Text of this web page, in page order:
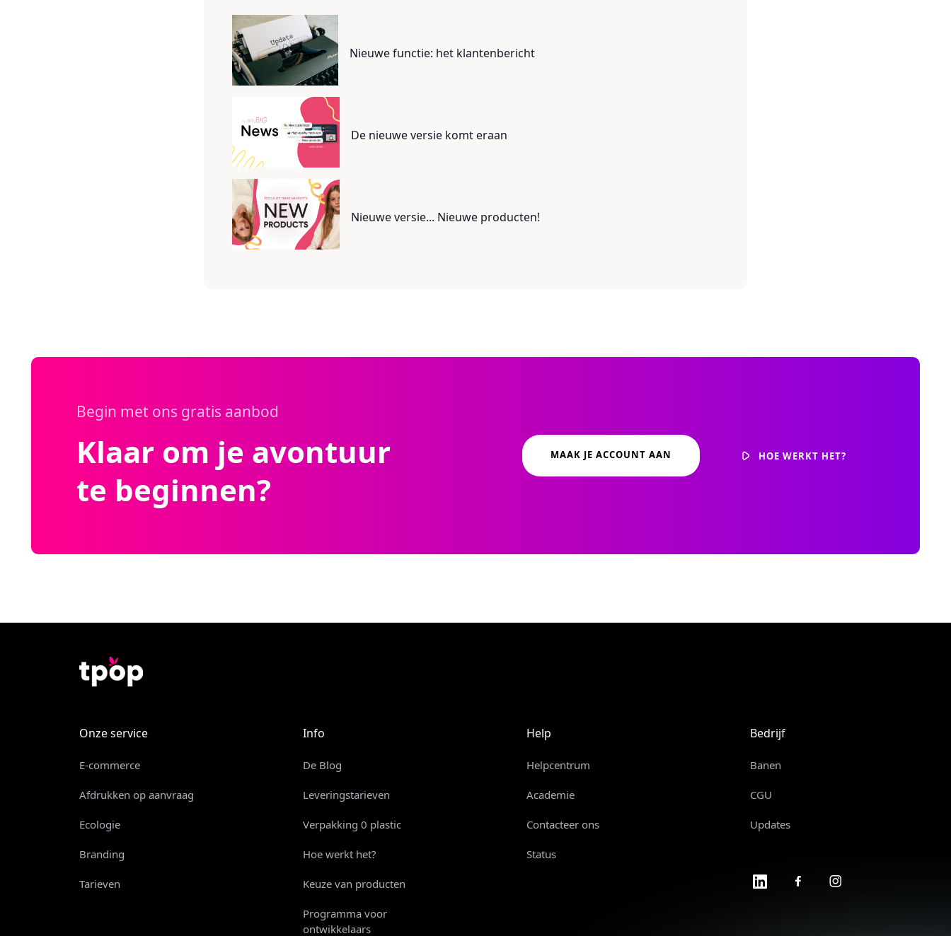
Nieuwe functie: het klantenbericht
De nieuwe versie komt eraan
Nieuwe versie... Nieuwe producten!
Begin met ons gratis aanbod
Klaar om je avontuur
te beginnen?
MAAK JE ACCOUNT AAN HOE WERKT HET?
Onze service
E-commerce
Afdrukken op aanvraag
Ecologie
Branding
Tarieven
Info
De Blog
Leveringstarieven
Verpakking 0 plastic
Hoe werkt het?
Keuze van producten
Programma voor
ontwikkelaars
Help
Helpcentrum
Academie
Contacteer ons
Status
Bedrijf
Banen
CGU
Updates